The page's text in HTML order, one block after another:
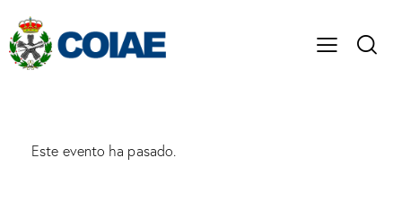
Este evento ha pasado.